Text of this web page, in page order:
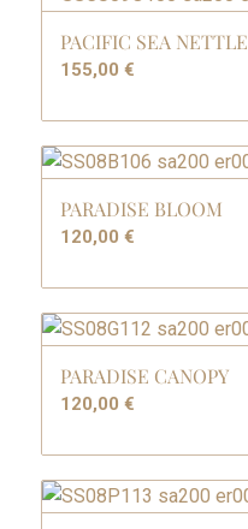
PACIFIC SEA NETTLE
155,00 €
PARADISE BLOOM
120,00 €
PARADISE CANOPY
120,00 €